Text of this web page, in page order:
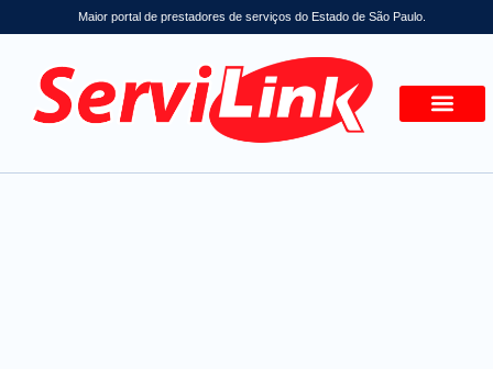
Maior portal de prestadores de serviços do Estado de São Paulo.